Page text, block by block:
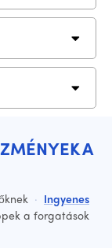
A
· Ingyenes
a forgatások